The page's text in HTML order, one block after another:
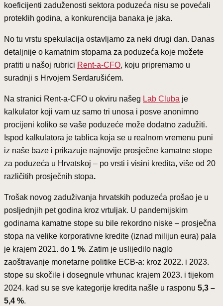
koeficijenti zaduženosti sektora poduzeća nisu se povećali
proteklih godina, a konkurencija banaka je jaka.
No tu vrstu spekulacija ostavljamo za neki drugi dan. Danas
detaljnije o kamatnim stopama za poduzeća koje možete
pratiti u našoj rubrici Rent-a-CFO, koju pripremamo u
suradnji s Hrvojem Serdarušićem.
Na stranici Rent-a-CFO u okviru našeg Lab Cluba je
kalkulator koji vam uz samo tri unosa i posve anonimno
procijeni koliko se vaše poduzeće može dodatno zadužiti.
Ispod kalkulatora je tablica koja se u realnom vremenu puni
iz naše baze i prikazuje najnovije prosječne kamatne stope
za poduzeća u Hrvatskoj – po vrsti i visini kredita, više od 20
različitih prosječnih stopa.
Trošak novog zaduživanja hrvatskih poduzeća prošao je u
posljednjih pet godina kroz vrtuljak. U pandemijskim
godinama kamatne stope su bile rekordno niske – prosječna
stopa na velike korporativne kredite (iznad milijun eura) pala
je krajem 2021. do 1 %. Zatim je uslijedilo naglo
zaoštravanje monetarne politike ECB-a: kroz 2022. i 2023.
stope su skočile i dosegnule vrhunac krajem 2023. i tijekom
2024. kad su se sve kategorije kredita našle u rasponu 5,3 –
5,4 %.